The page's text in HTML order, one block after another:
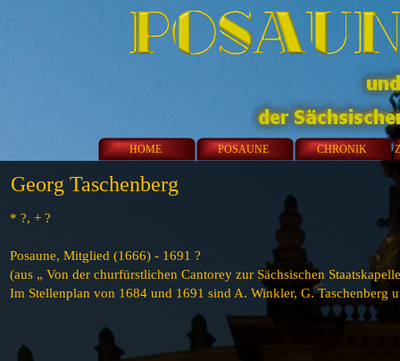
HOME POSAUNE CHRONIK
Georg Taschenberg
* ?, + ?
Posaune, Mitglied (1666) - 1691 ?
(aus „ Von der churfürstlichen Cantorey zur Sächsischen
Im Stellenplan von 1684 und 1691 sind A. Winkler, G. Taschenberg